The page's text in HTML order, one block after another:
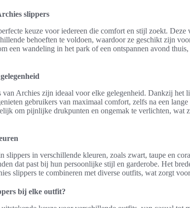
slippers
keuze voor iedereen die comfort en stijl zoekt.
behoeften te voldoen, waardoor ze geschikt zijn
een wandeling in het park of een ontspannen avond
van Archies zijn ideaal voor elke gelegenheid. Dankzij het
gebruikers van maximaal comfort, zelfs na een
om pijnlijke drukpunten en ongemak te verlichten, wat
slippers in verschillende kleuren, zoals zwart, taupe en
dat past bij hun persoonlijke stijl en garderobe. Het
slippers te combineren met diverse outfits, wat zorgt
bij elke outfit?